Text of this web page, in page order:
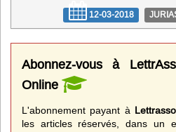
12-03-2018
Abonnez-vous à
Online
L'abonnement payant à Lettrasso
les articles réservés, dans un